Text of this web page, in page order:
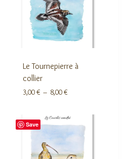
Le Tournepierre à
collier
3,00€ – 8,00€Plage
3,00 €
à
Save